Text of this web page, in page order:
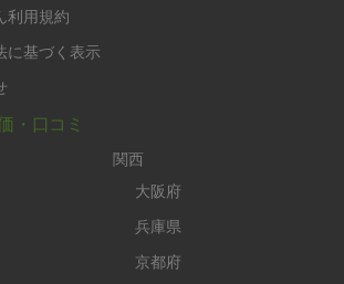
利用規約
に基づく表示
・口コミ
関西
大阪府
兵庫県
京都府